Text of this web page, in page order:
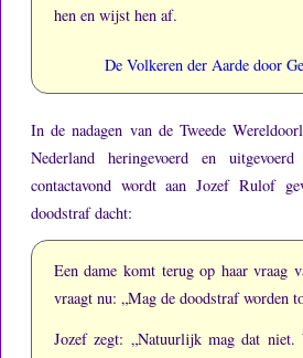
hen en wijst hen af.
De Volkeren der Aarde door
In de nadagen van de Tweede
Nederland heringevoerd en
contactavond wordt aan Jozef Rulof
doodstraf dacht:
Een dame komt terug op haar vraag
vraagt nu: „Mag de doodstraf worden
Jozef zegt: „Natuurlijk mag dat niet.